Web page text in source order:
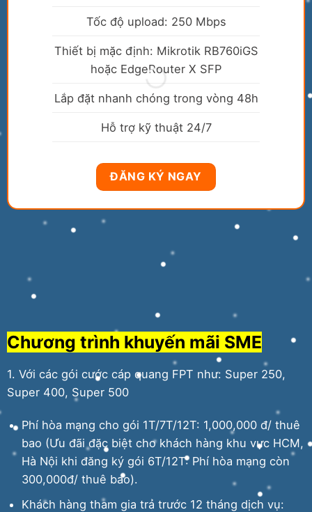
Tốc độ upload: 250 Mbps
Thiết bị mặc định: Mikrotik RB760iGS
hoặc EdgeRouter X SFP
Lắp đặt nhanh chóng trong vòng 48h
Hỗ trợ kỹ thuật 24/7
ĐĂNG KÝ NGAY
Chương trình khuyến mãi SME
1. Với các gói cước cáp quang FPT như: Super 250,
Super 400, Super 500
Phí hòa mạng cho gói 1T/7T/12T: 1,000,000 đ/ thuê
bao (Ưu đãi đặc biệt cho khách hàng khu vực HCM,
Hà Nội khi đăng ký gói 6T/12T: Phí hòa mạng còn
300,000đ/ thuê bao).
Khách hàng tham gia trả trước 12 tháng dịch vụ: